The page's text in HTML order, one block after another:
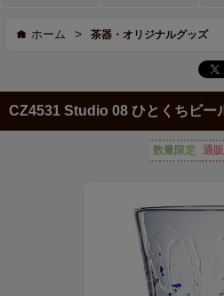
ホーム > 茶器・オリジナルグッズ
CZ4531 Studio 08 ひとくちビー
数量限定 通